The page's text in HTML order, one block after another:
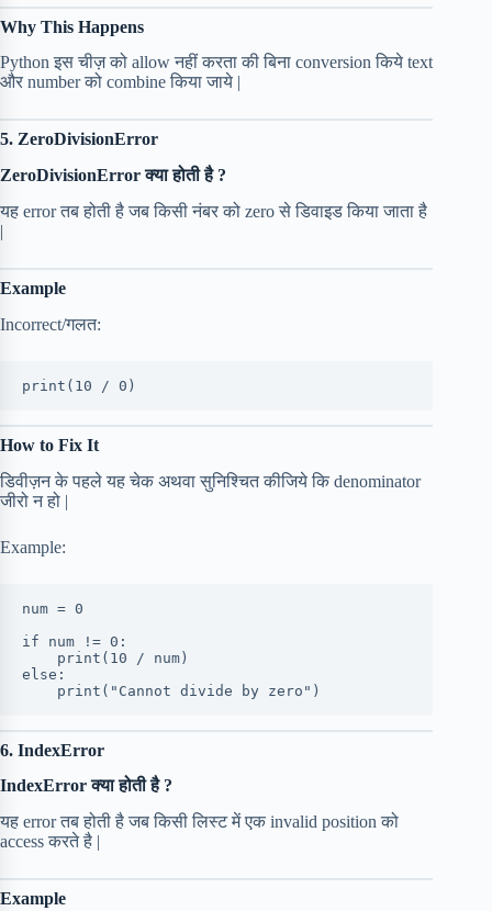
Why This Happens
Python इस चीज़ को allow नहीं करता की बिना conversion किये text
और number को combine किया जाये |
5. ZeroDivisionError
ZeroDivisionError क्या होती है ?
यह error तब होती है जब किसी नंबर को zero से डिवाइड किया जाता है
|
Example
Incorrect/गलत:
print(10 / 0)
How to Fix It
डिवीज़न के पहले यह चेक अथवा सुनिश्चित कीजिये कि denominator
जीरो न हो |
Example:
num = 0
if num != 0:
    print(10 / num)
else:
    print("Cannot divide by zero")
6. IndexError
IndexError क्या होती है ?
यह error तब होती है जब किसी लिस्ट में एक invalid position को
access करते है |
Example